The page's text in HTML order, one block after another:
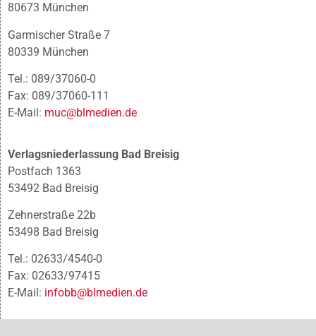
80673 München
Garmischer Straße 7
80339 München
Tel.: 089/37060-0
Fax: 089/37060-111
E-Mail: muc@blmedien.de
Verlagsniederlassung Bad Breisig
Postfach 1363
53492 Bad Breisig
Zehnerstraße 22b
53498 Bad Breisig
Tel.: 02633/4540-0
Fax: 02633/97415
E-Mail: infobb@blmedien.de